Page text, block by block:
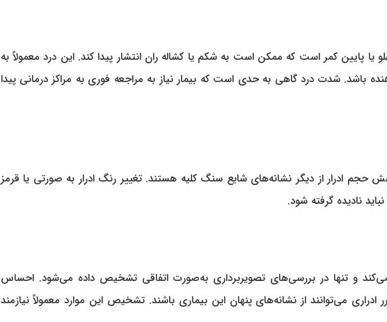
یا پایین کمر است که ممکن است به شکم یا کشاله ران انتشار پیدا کند. این درد معمولاً به
باشد. شدت درد گاهی به حدی است که بیمار نیاز به مراجعه فوری به مراکز درمانی پیدا
حجم ادرار از دیگر نشانه‌های شایع سنگ کلیه هستند. تغییر رنگ ادرار به صورتی یا قرمز
نادیده گرفته شود.
و تنها در بررسی‌های تصویربرداری به‌صورت اتفاقی تشخیص داده می‌شود. احساس
می‌توانند از نشانه‌های پنهان این بیماری باشند. تشخیص این موارد معمولاً نیازمند